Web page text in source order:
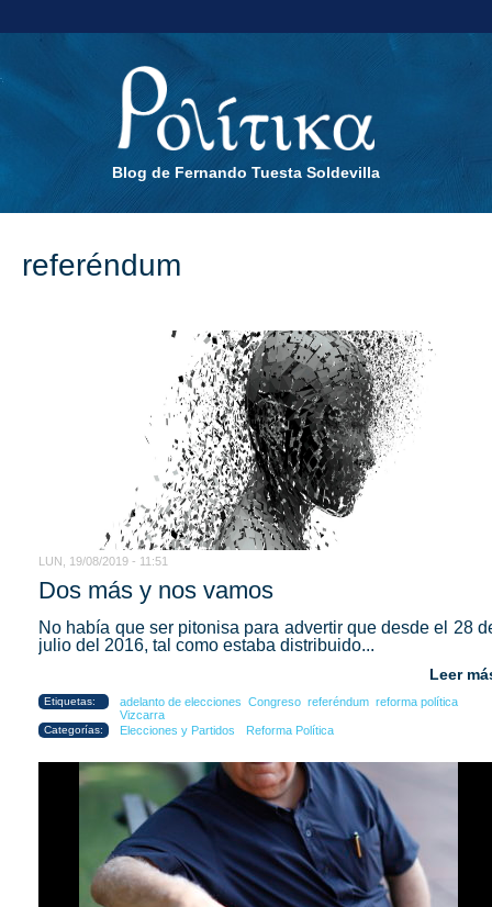
Blog de Fernando Tuesta Soldevilla
referéndum
LUN, 19/08/2019 - 11:51
Dos más y nos vamos
No había que ser pitonisa para advertir que desde el 28
julio del 2016, tal como estaba distribuido...
Leer
Etiquetas: adelanto de elecciones Congreso referéndum reforma política
Vizcarra
Categorías: Elecciones y Partidos Reforma Política